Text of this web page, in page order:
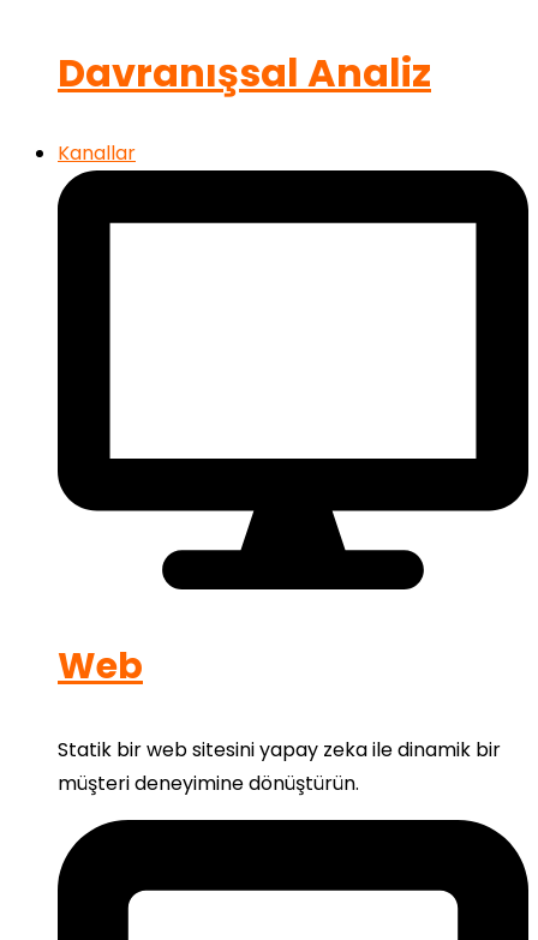
Davranışsal Analiz
Kanallar
Web
Statik bir web sitesini yapay zeka ile dinamik bir
müşteri deneyimine dönüştürün.